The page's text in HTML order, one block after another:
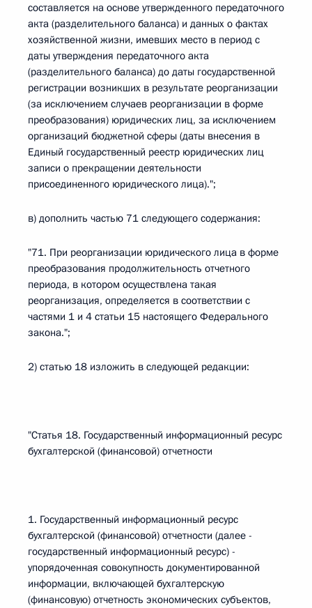
составляется на основе утвержденного передаточного
акта (разделительного баланса) и данных о фактах
хозяйственной жизни, имевших место в период с
даты утверждения передаточного акта
(разделительного баланса) до даты государственной
регистрации возникших в результате реорганизации
(за исключением случаев реорганизации в форме
преобразования) юридических лиц, за исключением
организаций бюджетной сферы (даты внесения в
Единый государственный реестр юридических лиц
записи о прекращении деятельности
присоединенного юридического лица).";
в) дополнить частью 71 следующего содержания:
"71. При реорганизации юридического лица в форме
преобразования продолжительность отчетного
периода, в котором осуществлена такая
реорганизация, определяется в соответствии с
частями 1 и 4 статьи 15 настоящего Федерального
закона.";
2) статью 18 изложить в следующей редакции:
"Статья 18. Государственный информационный ресурс
бухгалтерской (финансовой) отчетности
1. Государственный информационный ресурс
бухгалтерской (финансовой) отчетности (далее -
государственный информационный ресурс) -
упорядоченная совокупность документированной
информации, включающей бухгалтерскую
(финансовую) отчетность экономических субъектов,